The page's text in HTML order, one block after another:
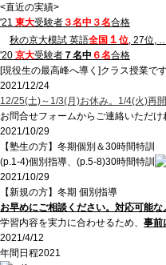
<直近の実績>
'21 東大受験者 ３名中３名合格
秋の京大模試 英語全国 １ 位, 27位,
'20 京大受験者 ７名中 ６名合格
[現役生の最高峰へ導く]クラス授業です
2021/12/24
12/25(土)～1/3(月)お休み。1/4(火)再開
お問合せフォームからご連絡いただ
2021/10/29
【塾生の方】冬期個別＆30時間特訓
(p.1-4)個別指導、(p.5-8)30時間特訓
2021/10/29
【新規の方】冬期 個別指導
お早めにご相談ください。対応可能な
学習内容を実力に合わせるため、 事前
2021/4/12
年間日程2021